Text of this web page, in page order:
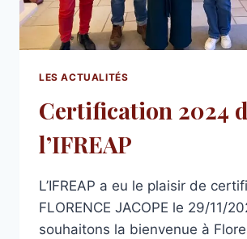
LES ACTUALITÉS
Certification 2024
l’IFREAP
L’IFREAP a eu le plaisir de
FLORENCE JACOPE le 29/11/
souhaitons la bienvenue à